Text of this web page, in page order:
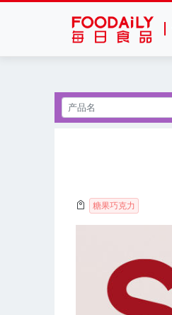
糖果巧克力